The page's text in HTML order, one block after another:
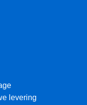
levering